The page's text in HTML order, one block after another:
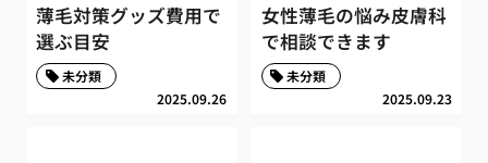
薄毛対策グッズ費用で
選ぶ目安
2025.09.26
未分類
女性薄毛の悩み皮膚科
で相談できます
2025.09.23
未分類